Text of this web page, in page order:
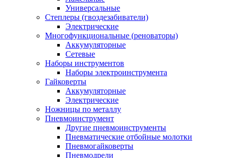
Универсальные
Степлеры (гвоздезабиватели)
Электрические
Многофункциональные (реноваторы)
Аккумуляторные
Сетевые
Наборы инструментов
Наборы электроинструмента
Гайковерты
Аккумуляторные
Электрические
Ножницы по металлу
Пневмоинструмент
Другие пневмоинструменты
Пневматические отбойные молотки
Пневмогайковерты
Пневмодрели